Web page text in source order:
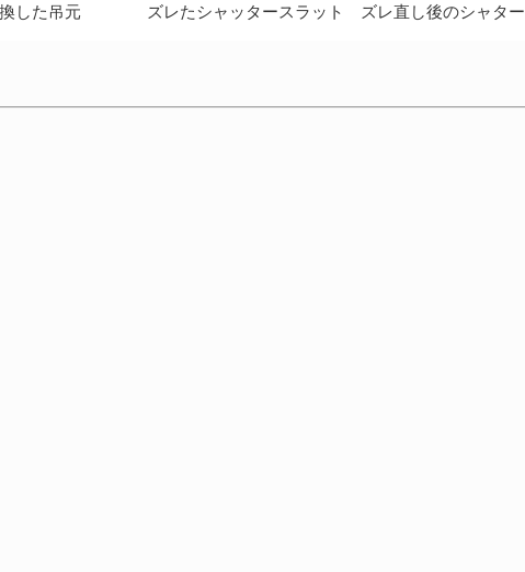
した吊元 ズレたシャッタースラット ズレ直し後のシャター